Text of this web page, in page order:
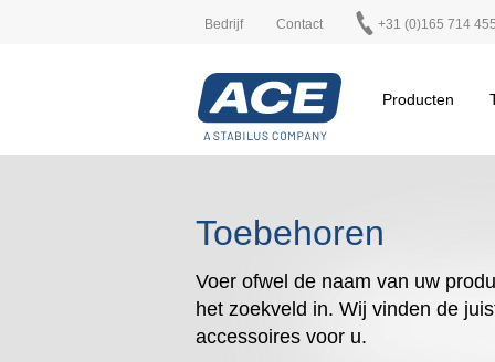
Bedrijf Contact +31 (0)165 714 455
Producten
Toebehoren
Voer ofwel de naam van uw
het zoekveld in. Wij vinden de
accessoires voor u.